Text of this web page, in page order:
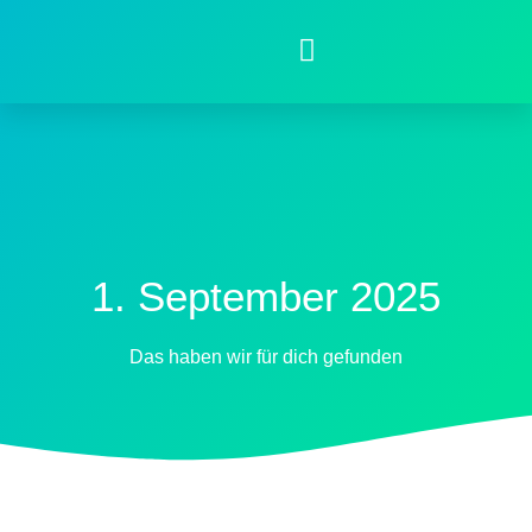
1. September 2025
Das haben wir für dich gefunden